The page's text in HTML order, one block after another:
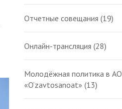
Отчетные совещания (19)
Онлайн-трансляция (28)
Молодёжная политика в АО
«O‘zavtosanoat» (13)